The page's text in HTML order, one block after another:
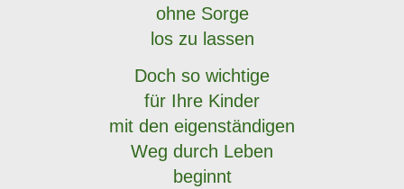
ohne Sorge
los zu lassen
Doch so wichtige
für Ihre Kinder
mit den eigenständigen
Weg durch Leben
beginnt